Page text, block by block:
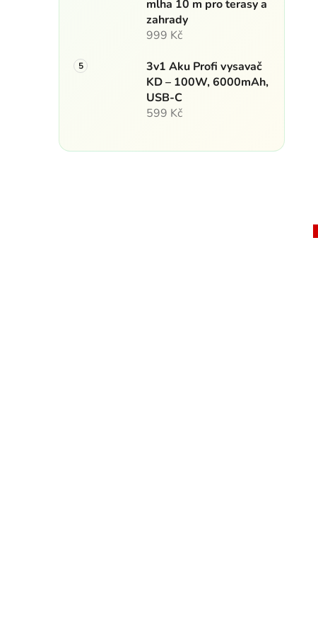
mlha 10 m pro terasy a
zahrady
999 Kč
3v1 Aku Profi vysavač
KD – 100W, 6000mAh,
USB-C
599 Kč